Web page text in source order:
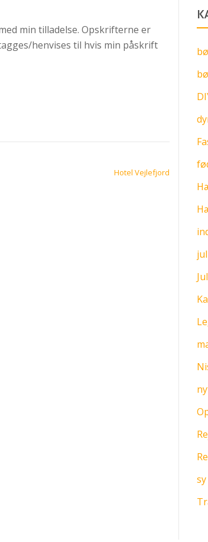
min tilladelse. Opskrifterne er
henvises til hvis min påskrift
Hotel Vejlefjord
jul
sy